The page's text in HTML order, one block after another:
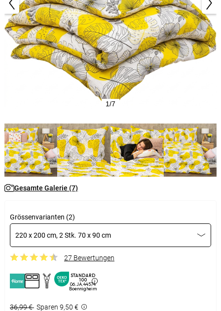
1/7
Gesamte Galerie (7)
Grössenvarianten (2)
220 x 200 cm, 2 Stk. 70 x 90 cm
27 Bewertungen
STANDARD
100
06.JA.44574
Boennigheim
36,99 € Sparen 9,50 €